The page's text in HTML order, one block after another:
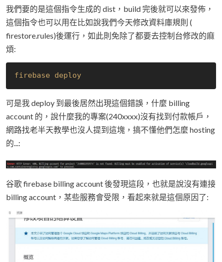
我們要的是這個指令生成的 dist，build 完後就可以來發佈，
這個指令也可以用在比如說我們今天修改資料庫規則 (
firestore.rules)後運行，如此則免除了都要去控制台修改的麻
煩:
firebase deploy
可是我 deploy 到最後居然出現這個錯誤，什麼 billing
account 的，說什麼我的專案(240xxxx)沒有找到付款帳戶，
網路找老半天教學也沒人提到這塊，搞不懂他們怎麼 hosting
的...:
谷歌 firebase billing account 後發現這段，也就是說沒有連接
billing account，某些服務會受限，看起來就是這個原因了: